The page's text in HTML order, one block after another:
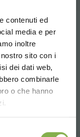
contenuti ed
media e per
inoltre
sito con i
dei dati web,
combinarle
o che hanno
in and your
experience